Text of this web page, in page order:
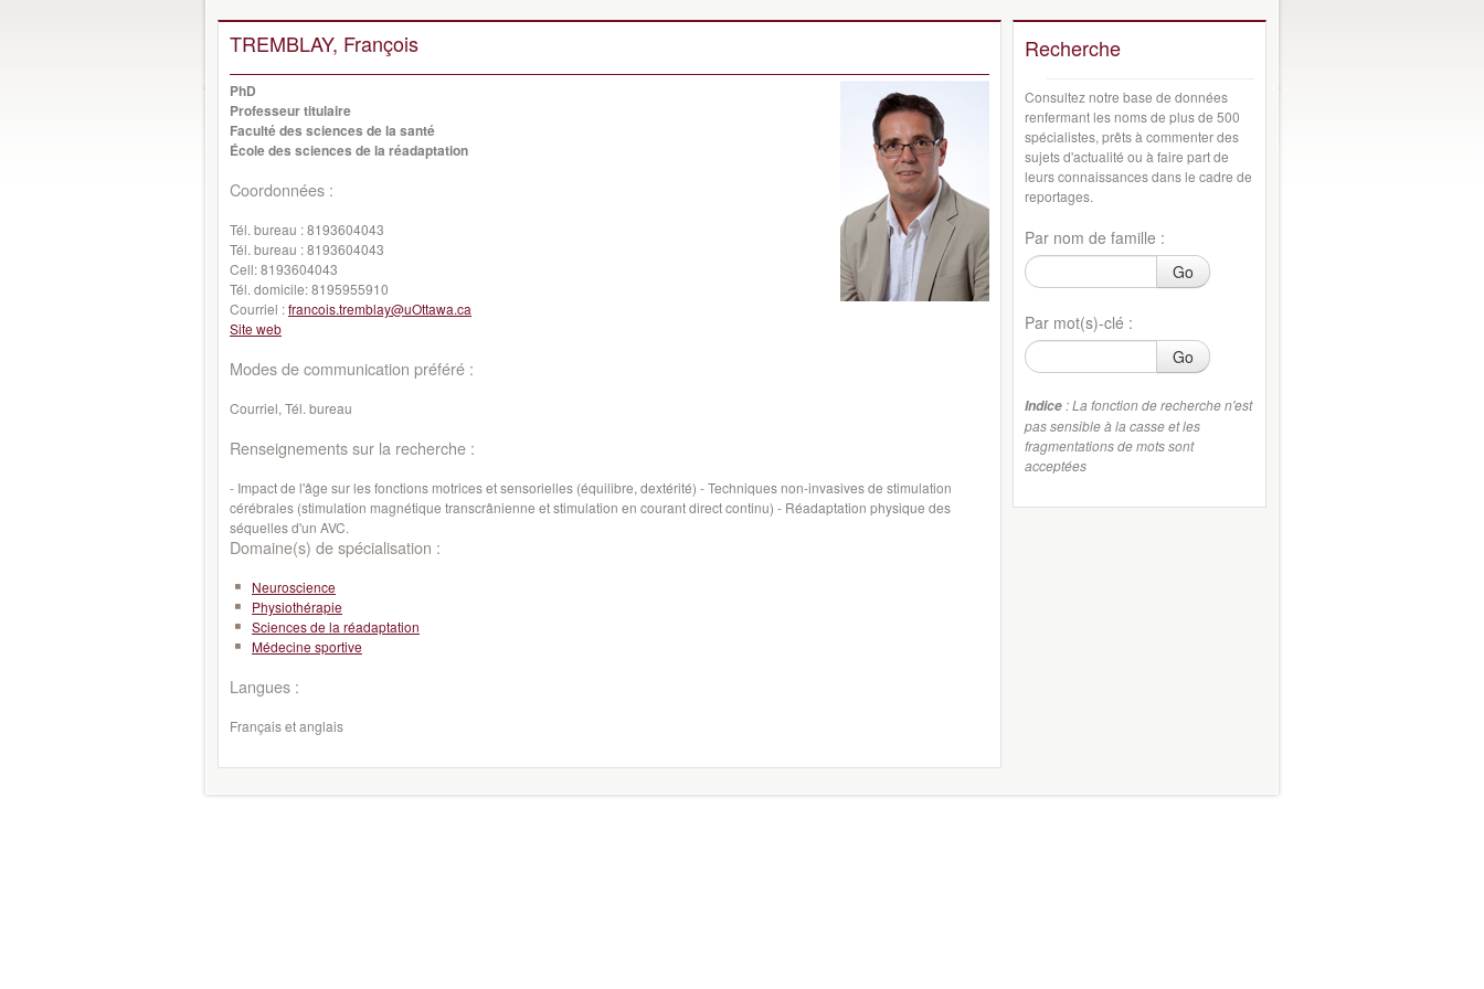
TREMBLAY, François
PhD
Professeur titulaire
Faculté des sciences de la santé
École des sciences de la réadaptation
Coordonnées :
Tél. bureau :8193604043
Tél. bureau :8193604043
Cell:8193604043
Tél. domicile:8195955910
Courriel :francois.tremblay@uOttawa.ca
Site web
Modes de communication préféré :
Courriel, Tél. bureau
Renseignements sur la recherche :
- Impact de l'âge sur les fonctions motrices et sensorielles (équilibre, dextérité) - Techniques non-invasives de stimulation
cérébrales (stimulation magnétique transcrânienne et stimulation en courant direct continu) - Réadaptation physique des
séquelles d'un AVC.
Domaine(s) de spécialisation :
Neuroscience
Physiothérapie
Sciences de la réadaptation
Médecine sportive
Langues :
Français et anglais
Recherche
Consultez notre base de données
renfermant les noms de plus de 500
spécialistes, prêts à commenter des
sujets d'actualité ou à faire part de
leurs connaissances dans le cadre de
reportages.
Par nom de famille :
Go
Par mot(s)-clé :
Go
Indice : La fonction de recherche n'est
pas sensible à la casse et les
fragmentations de mots sont
acceptées